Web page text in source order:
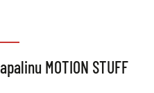
MOTION STUFF